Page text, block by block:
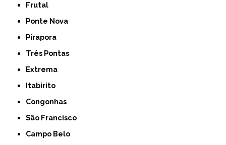
Frutal
Ponte Nova
Pirapora
Três Pontas
Extrema
Itabirito
Congonhas
São Francisco
Campo Belo